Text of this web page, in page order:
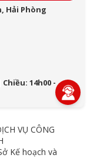
Hải Phòng
14h00 -
VỤ CÔNG
Kế hoạch và